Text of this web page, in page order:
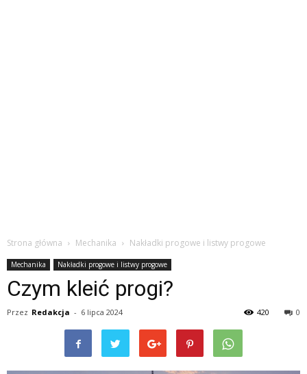
Strona główna Mechanika Nakładki progowe i listwy progowe
Mechanika Nakładki progowe i listwy progowe
Czym kleić progi?
Przez Redakcja - 6 lipca 2024 0
420